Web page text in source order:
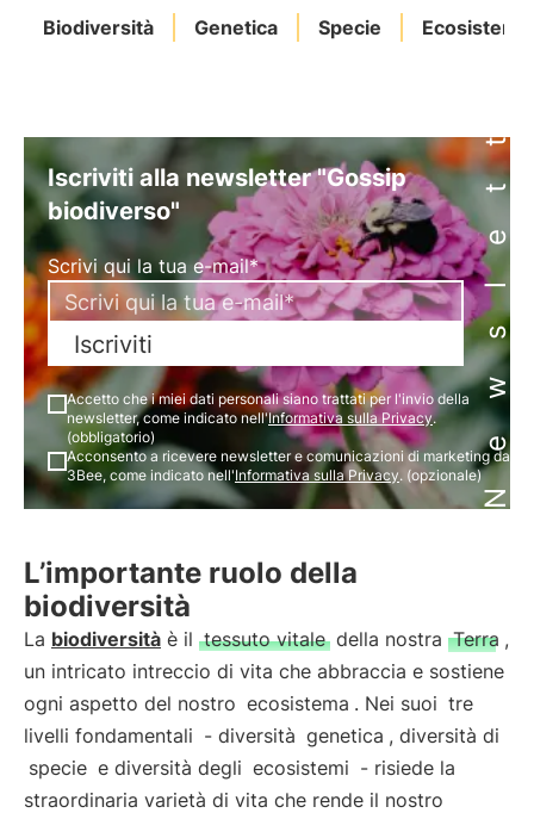
Biodiversità Genetica Specie Ecosistemi
Newsletter
Iscriviti alla newsletter "Gossip
biodiverso"
Scrivi qui la tua e-mail*
Iscriviti
Accetto che i miei dati personali siano trattati per l'invio della
newsletter, come indicato nell'Informativa sulla Privacy.
(obbligatorio)
Acconsento a ricevere newsletter e comunicazioni di marketing da
3Bee, come indicato nell'Informativa sulla Privacy. (opzionale)
L’importante ruolo della
biodiversità
La biodiversità è il tessuto vitale della nostra Terra ,
un intricato intreccio di vita che abbraccia e sostiene
ogni aspetto del nostro ecosistema . Nei suoi tre
livelli fondamentali - diversità genetica , diversità di
specie e diversità degli ecosistemi - risiede la
straordinaria varietà di vita che rende il nostro